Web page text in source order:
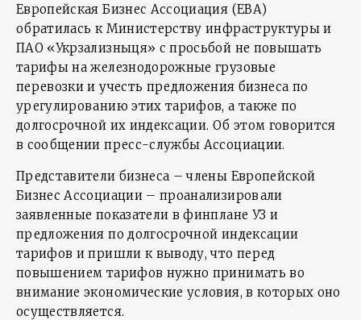
Европейская Бизнес Ассоциация (EBA)
обратилась к Министерству инфраструктуры и
ПАО «Укрзализныця» с просьбой не повышать
тарифы на железнодорожные грузовые
перевозки и учесть предложения бизнеса по
урегулированию этих тарифов, а также по
долгосрочной их индексации. Об этом говорится
в сообщении пресс-службы Ассоциации.
Представители бизнеса – члены Европейской
Бизнес Ассоциации – проанализировали
заявленные показатели в финплане УЗ и
предложения по долгосрочной индексации
тарифов и пришли к выводу, что перед
повышением тарифов нужно принимать во
внимание экономические условия, в которых оно
осуществляется.